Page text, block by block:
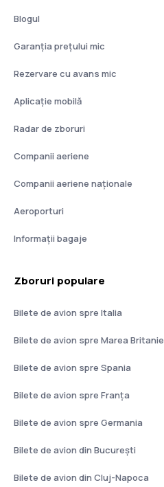
Blogul
Garanția prețului mic
Rezervare cu avans mic
Aplicație mobilă
Radar de zboruri
Companii aeriene
Companii aeriene naţionale
Aeroporturi
Informații bagaje
Zboruri populare
Bilete de avion spre Italia
Bilete de avion spre Marea Britanie
Bilete de avion spre Spania
Bilete de avion spre Franţa
Bilete de avion spre Germania
Bilete de avion din București
Bilete de avion din Cluj-Napoca